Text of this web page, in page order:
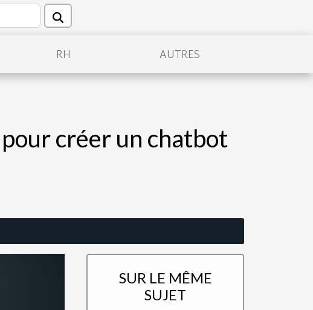
RH AUTRES
créer un chatbot
SUR LE MÊME
SUJET